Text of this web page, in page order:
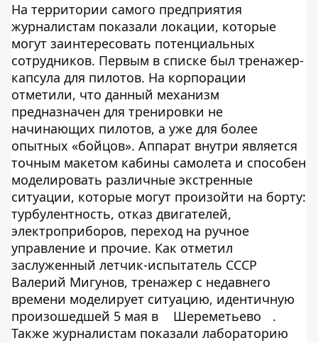
На территории самого предприятия
журналистам показали локации, которые
могут заинтересовать потенциальных
сотрудников. Первым в списке был тренажер-
капсула для пилотов. На корпорации
отметили, что данный механизм
предназначен для тренировки не
начинающих пилотов, а уже для более
опытных «бойцов». Аппарат внутри является
точным макетом кабины самолета и способен
моделировать различные экстренные
ситуации, которые могут произойти на борту:
турбулентность, отказ двигателей,
электроприборов, переход на ручное
управление и прочие. Как отметил
заслуженный летчик-испытатель СССР
Валерий Мигунов, тренажер с недавнего
времени моделирует ситуацию, идентичную
произошедшей 5 мая в
Шереметьево
.
Также журналистам показали лабораторию